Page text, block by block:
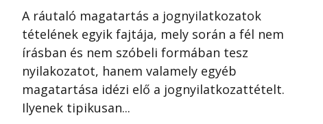
A ráutaló magatartás a jognyilatkozatok
tételének egyik fajtája, mely során a fél nem
írásban és nem szóbeli formában tesz
nyilakozatot, hanem valamely egyéb
magatartása idézi elő a jognyilatkozattételt.
Ilyenek tipikusan...